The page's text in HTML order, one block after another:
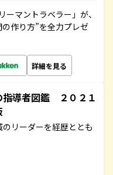
マントラベラー」が、
作り方”を全力プレゼ
詳細を見る
導者図鑑 ２０２１
のリーダーを経歴ととも